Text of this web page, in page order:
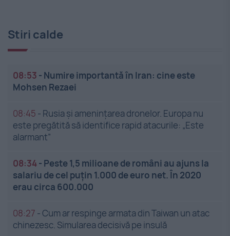
Stiri calde
08:53 - Numire importantă în Iran: cine este
Mohsen Rezaei
08:45 - Rusia și amenințarea dronelor. Europa nu
este pregătită să identifice rapid atacurile: „Este
alarmant”
08:34- Peste 1,5 milioane de români au ajuns la
salariu de cel puțin 1.000 de euro net. În 2020
erau circa 600.000
08:27 -Cum ar respinge armata din Taiwan un atac
chinezesc. Simularea decisivă pe insulă